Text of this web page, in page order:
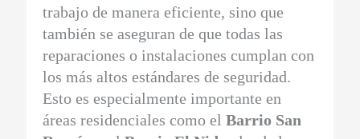
trabajo de manera eficiente, sino que
también se aseguran de que todas las
reparaciones o instalaciones cumplan con
los más altos estándares de seguridad.
Esto es especialmente importante en
áreas residenciales como elBarrio San